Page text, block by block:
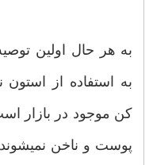
به هر حال اولین
به استفاده از استون
کن موجود در بازار
پوست و ناخن